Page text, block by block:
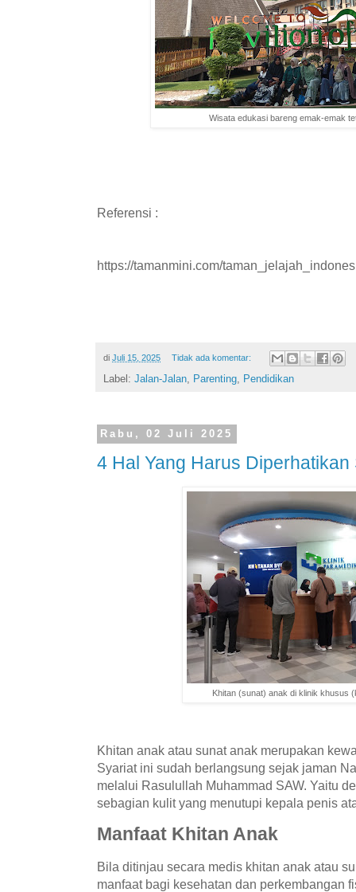
Wisata edukasi bareng emak-emak
Referensi :
https://tamanmini.com/
di Juli 15, 2025 Tidak ada komentar:
Label: Jalan-Jalan, Parenting, Pendidikan
Rabu, 02 Juli 2025
4 Hal Yang Harus Diperhatikan
Khitan (sunat) anak di klinik khusus
Khitan anak atau sunat anak merupakan
Syariat ini sudah berlangsung sejak jaman
melalui Rasulullah Muhammad SAW. Yaitu
sebagian kulit yang menutupi kepala penis
Manfaat Khitan Anak
Bila ditinjau secara medis khitan anak atau
manfaat bagi kesehatan dan perkembangan